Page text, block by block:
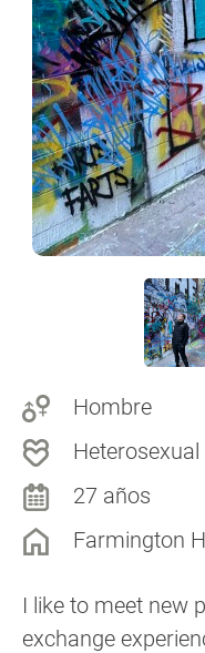
Hombre
Heterosexual
27 años
Farmington
I like to meet new
exchange